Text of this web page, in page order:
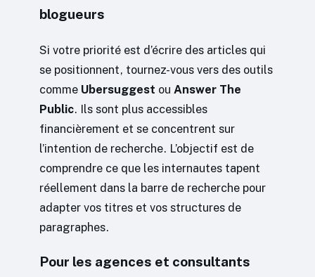
blogueurs
Si votre priorité est d’écrire des articles qui
se positionnent, tournez-vous vers des outils
comme Ubersuggest ou Answer The
Public. Ils sont plus accessibles
financièrement et se concentrent sur
l’intention de recherche. L’objectif est de
comprendre ce que les internautes tapent
réellement dans la barre de recherche pour
adapter vos titres et vos structures de
paragraphes.
Pour les agences et consultants